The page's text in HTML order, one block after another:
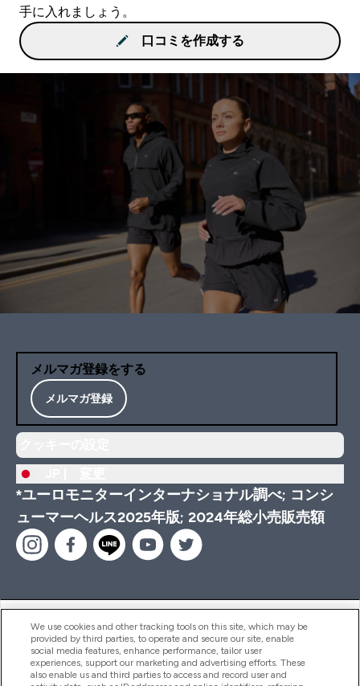
手に入れましょう。
口コミを作成する
メルマガ登録をする
メルマガ登録
*ユーロモニターインターナショナル調べ; コンシ
ューマーヘルス2025年版; 2024年総小売販売額
ヘルプ＆ガイド
商品について
We use cookies and other tracking tools on this site, which may be
provided by third parties, to operate and secure our site, enable
social media features, enhance performance, tailor user
experiences, support our marketing and advertising efforts. These
also enable us and third parties to access and record user and